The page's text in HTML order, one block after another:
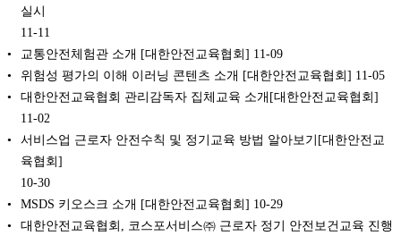
실시
11-11
교통안전체험관 소개 [대한안전교육협회] 11-09
위험성 평가의 이해 이러닝 콘텐츠 소개 [대한안전교육협회] 11-05
대한안전교육협회 관리감독자 집체교육 소개[대한안전교육협회]
11-02
서비스업 근로자 안전수칙 및 정기교육 방법 알아보기[대한안전교
육협회]
10-30
MSDS 키오스크 소개 [대한안전교육협회] 10-29
대한안전교육협회, 코스포서비스㈜ 근로자 정기 안전보건교육 진행